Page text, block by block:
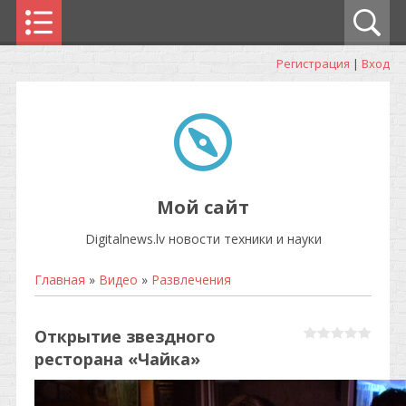
Регистрация | Вход
Мой сайт
Digitalnews.lv новости техники и науки
Главная » Видео » Развлечения
Открытие звездного
ресторана «Чайка»